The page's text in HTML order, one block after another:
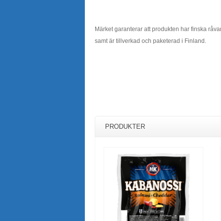
Märket garanterar att produkten har finska
samt är tillverkad och paketerad i Finland.
PRODUKTER